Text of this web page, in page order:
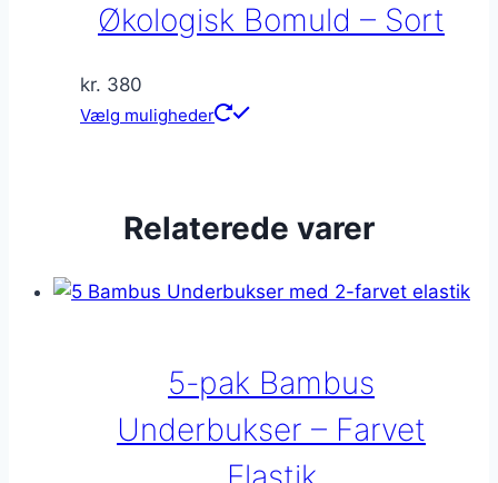
på
varesiden
Økologisk Bomuld – Sort
kr. 380
Vælg muligheder
Dette
varianter.
kan
varesiden
Relaterede varer
5-pak Bambus
Underbukser – Farvet